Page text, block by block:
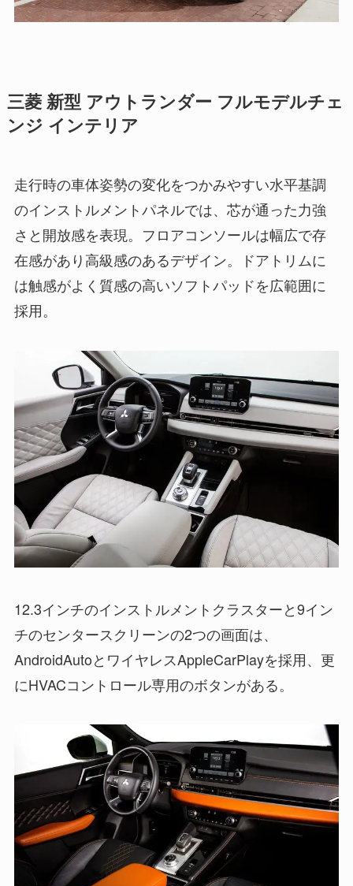
三菱 新型 アウトランダー フルモデルチェ
ンジ インテリア
走行時の車体姿勢の変化をつかみやすい水平基調
のインストルメントパネルでは、芯が通った力強
さと開放感を表現。フロアコンソールは幅広で存
在感があり高級感のあるデザイン。ドアトリムに
は触感がよく質感の高いソフトパッドを広範囲に
採用。
12.3インチのインストルメントクラスターと9イン
チのセンタースクリーンの2つの画面は、
AndroidAutoとワイヤレスAppleCarPlayを採用、更
にHVACコントロール専用のボタンがある。